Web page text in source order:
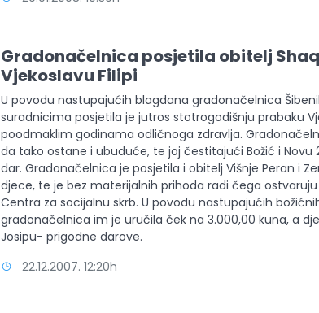
Gradonačelnica posjetila obitelj
Vjekoslavu Filipi
U povodu nastupajućih blagdana gradonačelnica
suradnicima posjetila je jutros stotrogodišnju prabaku
poodmaklim godinama odličnoga zdravlja.
da tako ostane i ubuduće, te joj čestitajući Božić i Novu
dar. Gradonačelnica je posjetila i obitelj Višnje Peran i
djece, te je bez materijalnih prihoda radi čega
Centra za socijalnu skrb. U povodu nastupajućih
gradonačelnica im je uručila ček na 3.000,00 kuna, a
Josipu- prigodne darove.
22.12.2007. 12:20h